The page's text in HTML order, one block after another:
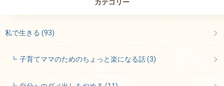
カテゴリー
私で生きる (93)
子育てママのためのちょっと楽になる話(3)